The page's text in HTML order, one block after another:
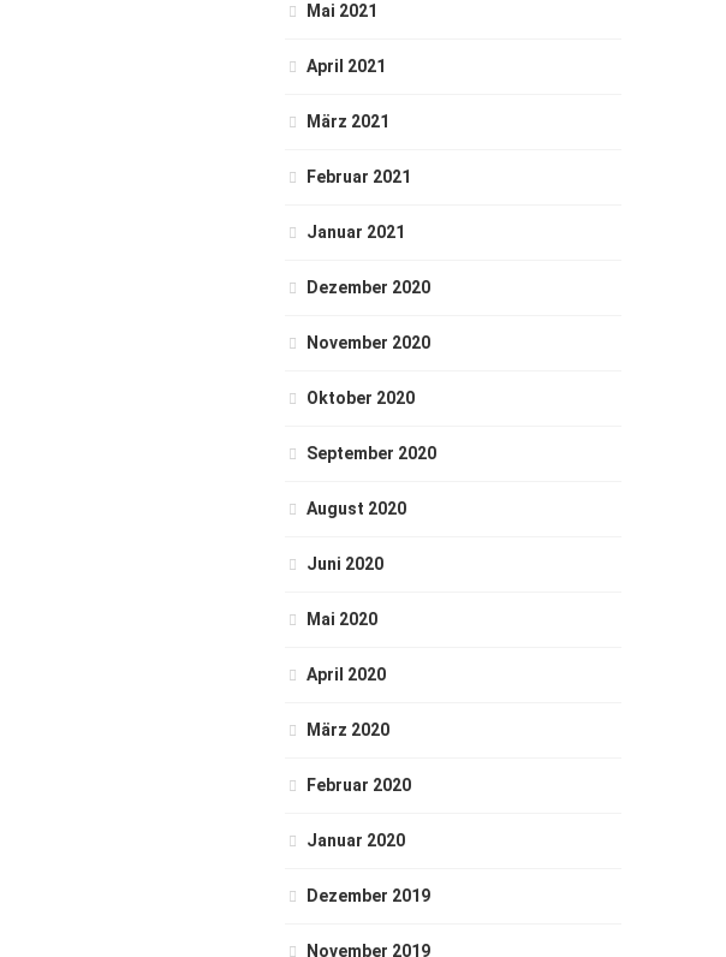
Mai 2021
April 2021
März 2021
Februar 2021
Januar 2021
Dezember 2020
November 2020
Oktober 2020
September 2020
August 2020
Juni 2020
Mai 2020
April 2020
März 2020
Februar 2020
Januar 2020
Dezember 2019
November 2019